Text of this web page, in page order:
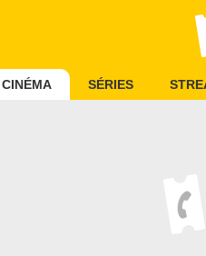
CINÉMA SÉRIES